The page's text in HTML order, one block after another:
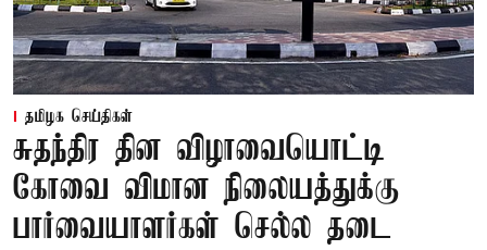
தமிழக செய்திகள்
சுதந்திர தின விழாவையொட்டி
கோவை விமான நிலையத்துக்கு
பார்வையாளர்கள் செல்ல தடை